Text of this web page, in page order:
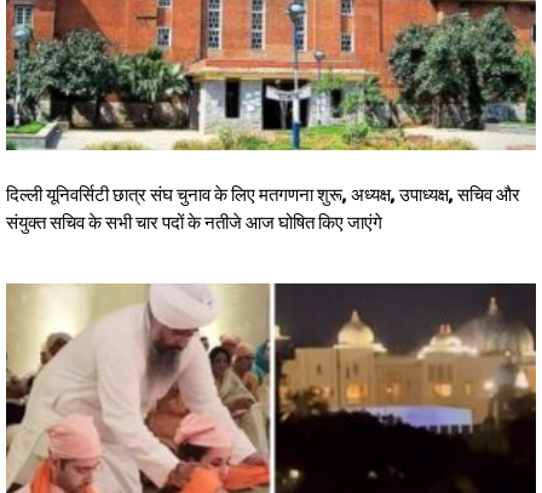
दिल्ली यूनिवर्सिटी छात्र संघ चुनाव के लिए मतगणना शुरू, अध्यक्ष, उपाध्यक्ष, सचिव और
संयुक्त सचिव के सभी चार पदों के नतीजे आज घोषित किए जाएंगे